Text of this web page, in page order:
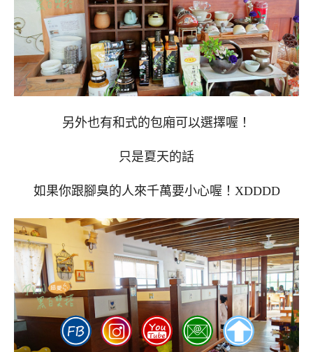
另外也有和式的包廂可以選擇喔！
只是夏天的話
如果你跟腳臭的人來千萬要小心喔！XDDDD